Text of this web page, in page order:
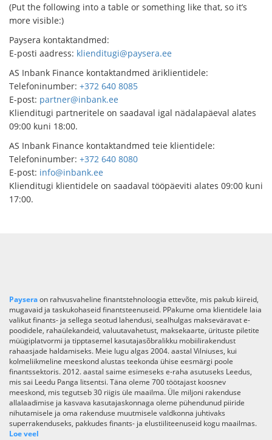
(Put the following into a table or something like that, so it’s
more visible:)
Paysera kontaktandmed:
E-posti aadress: klienditugi@paysera.ee
AS Inbank Finance kontaktandmed äriklientidele:
Telefoninumber: +372 640 8085
E-post: partner@inbank.ee
Klienditugi partneritele on saadaval igal nädalapäeval alates
09:00 kuni 18:00.
AS Inbank Finance kontaktandmed teie klientidele:
Telefoninumber: +372 640 8080
E-post: info@inbank.ee
Klienditugi klientidele on saadaval tööpäeviti alates 09:00 kuni
17:00.
Payseraon rahvusvaheline finantstehnoloogia ettevõte, mis pakub kiireid,
mugavaid ja taskukohaseid finantsteenuseid. PPakume oma klientidele laia
valikut finants- ja sellega seotud lahendusi, sealhulgas makseväravat e-
poodidele, rahaülekandeid, valuutavahetust, maksekaarte, ürituste piletite
müügiplatvormi ja tipptasemel kasutajasõbralikku mobiilirakendust
rahaasjade haldamiseks. Meie lugu algas 2004. aastal Vilniuses, kui
kolmeliikmeline meeskond alustas teekonda ühise eesmärgi poole
finantssektoris. 2012. aastal saime esimeseks e-raha asutuseks Leedus,
mis sai Leedu Panga litsentsi. Täna oleme 700 töötajast koosnev
meeskond, mis tegutseb 30 riigis üle maailma. Üle miljoni rakenduse
allalaadimise ja kasvava kasutajaskonnaga oleme pühendunud piiride
nihutamisele ja oma rakenduse muutmisele valdkonna juhtivaks
superrakenduseks, pakkudes finants- ja elustiiliteenuseid kogu maailmas.
Loe veel